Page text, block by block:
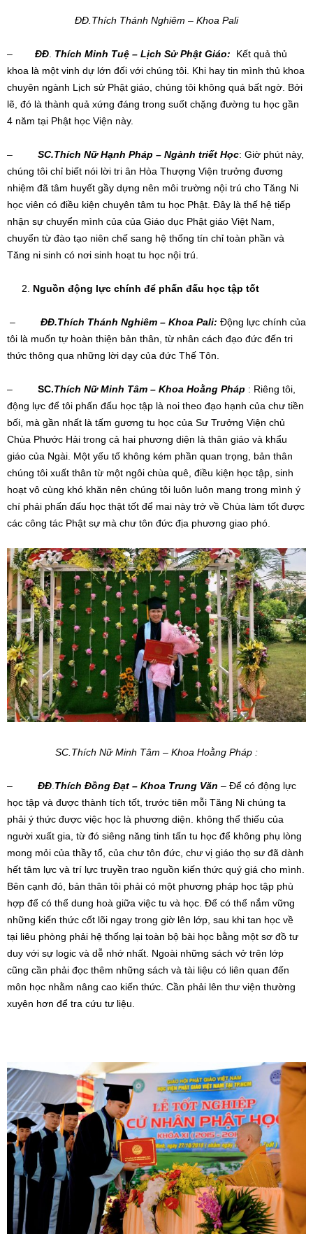
ĐĐ.Thích Thánh Nghiêm – Khoa Pali
– ĐĐ Thích Minh Tuệ – Lịch Sử Phật Giáo: Kết quả thủ
khoa là một vinh dự lớn đối với chúng tôi. Khi hay tin mình thủ khoa
chuyên ngành Lịch sử Phật giáo, chúng tôi không quá bất ngờ. Bởi
lẽ, đó là thành quả xứng đáng trong suốt chặng đường tu học gần
4 năm tại Phật học Viện này.
– SC.Thích Nữ Hạnh Pháp – Ngành triết Học: Giờ phút này,
chúng tôi chỉ biết nói lời tri ân Hòa Thượng Viện trưởng đương
nhiệm đã tâm huyết gầy dựng nên môi trường nội trú cho Tăng Ni
học viên có điều kiện chuyên tâm tu học Phật. Đây là thế hệ tiếp
nhận sự chuyển mình của của Giáo dục Phật giáo Việt Nam,
chuyển từ đào tạo niên chế sang hệ thống tín chỉ toàn phần và
Tăng ni sinh có nơi sinh hoạt tu học nội trú.
Nguồn động lực chính để phấn đấu học tập tốt
– ĐĐ.Thích Thánh Nghiêm – Khoa Pali: Động lực chính của
tôi là muốn tự hoàn thiện bản thân, từ nhân cách đạo đức đến tri
thức thông qua những lời dạy của đức Thế Tôn.
– SC.Thích Nữ Minh Tâm – Khoa Hoằng Pháp : Riêng tôi,
động lực để tôi phấn đấu học tập là noi theo đạo hạnh của chư tiền
bối, mà gần nhất là tấm gương tu học của Sư Trưởng Viện chủ
Chùa Phước Hải trong cả hai phương diện là thân giáo và khẩu
giáo của Ngài. Một yếu tố không kém phần quan trọng, bản thân
chúng tôi xuất thân từ một ngôi chùa quê, điều kiện học tập, sinh
hoạt vô cùng khó khăn nên chúng tôi luôn luôn mang trong mình ý
chí phải phấn đấu học thật tốt để mai này trở về Chùa làm tốt được
các công tác Phật sự mà chư tôn đức địa phương giao phó.
SC.Thích Nữ Minh Tâm – Khoa Hoằng Pháp :
– ĐĐ Thích Đồng Đạt – Khoa Trung Văn – Để có động lực
học tập và được thành tích tốt, trước tiên mỗi Tăng Ni chúng ta
phải ý thức được việc học là phương diện. không thể thiếu của
người xuất gia, từ đó siêng năng tinh tấn tu học để không phụ lòng
mong mỏi của thầy tổ, của chư tôn đức, chư vị giáo thọ sư đã dành
hết tâm lực và trí lực truyền trao nguồn kiến thức quý giá cho mình.
Bên cạnh đó, bản thân tôi phải có một phương pháp học tập phù
hợp để có thể dung hoà giữa việc tu và học. Để có thể nắm vững
những kiến thức cốt lõi ngay trong giờ lên lớp, sau khi tan học về
tại liêu phòng phải hệ thống lại toàn bộ bài học bằng một sơ đồ tư
duy với sự logic và dễ nhớ nhất. Ngoài những sách vở trên lớp
cũng cần phải đọc thêm những sách và tài liệu có liên quan đến
môn học nhằm nâng cao kiến thức. Cần phải lên thư viện thường
xuyên hơn để tra cứu tư liệu.